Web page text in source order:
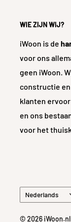
WIE ZIJN WIJ?
iWoon is de
voor ons
geen iWoon.
constructie
klanten
en ons
voor het
Taal
Nederlands
© 2026 iWoon.nl